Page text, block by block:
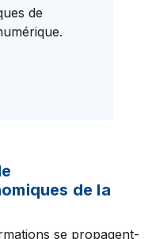
de
de la
se propagent-